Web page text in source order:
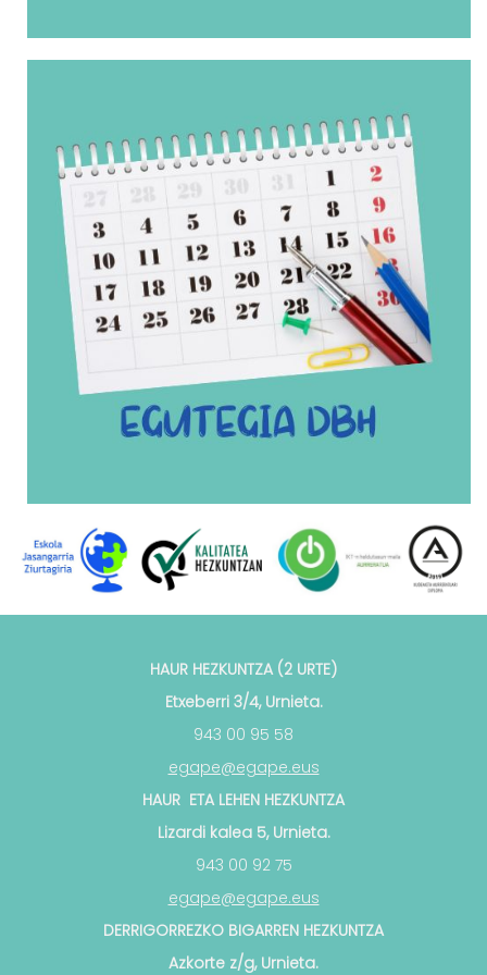
HAUR HEZKUNTZA (2 URTE)
Etxeberri 3/4, Urnieta.
943 00 95 58
egape@egape.eus
HAUR ETA LEHEN HEZKUNTZA
Lizardi kalea 5, Urnieta.
943 00 92 75
egape@egape.eus
DERRIGORREZKO BIGARREN HEZKUNTZA
Azkorte z/g, Urnieta.